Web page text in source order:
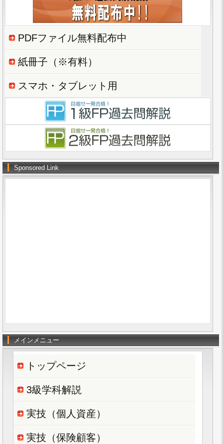
PDFファイル無料配布中
紙冊子（※有料）
スマホ・タブレット用
Sponsored Link
メインメニュー
トップページ
3級学科解説
実技（個人資産）
実技（保険顧客）